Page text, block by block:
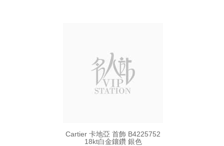
Cartier 卡地亞 首飾 B4225752
18kt白金鑲鑽 銀色